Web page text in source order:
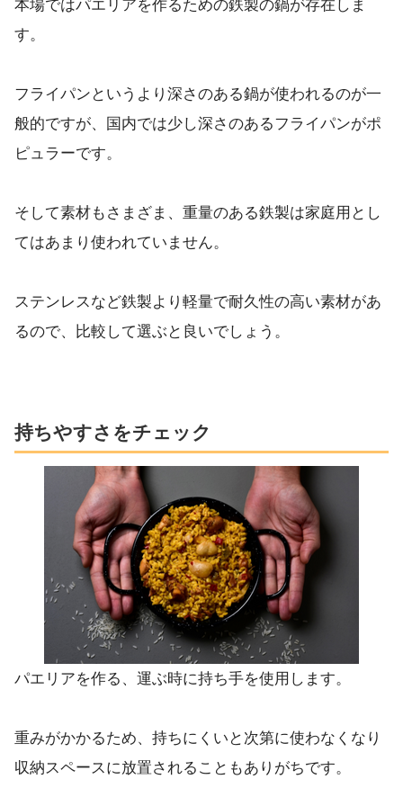
本場ではパエリアを作るための鉄製の鍋が存在しま
す。
フライパンというより深さのある鍋が使われるのが一
般的ですが、国内では少し深さのあるフライパンがポ
ピュラーです。
そして素材もさまざま、重量のある鉄製は家庭用とし
てはあまり使われていません。
ステンレスなど鉄製より軽量で耐久性の高い素材があ
るので、比較して選ぶと良いでしょう。
持ちやすさをチェック
パエリアを作る、運ぶ時に持ち手を使用します。
重みがかかるため、持ちにくいと次第に使わなくなり
収納スペースに放置されることもありがちです。